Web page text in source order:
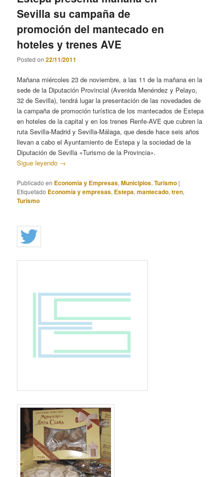
Sevilla su campaña de
promoción del mantecado en
hoteles y trenes AVE
Posted on22/11/2011
Mañana miércoles 23 de noviembre, a las 11 de la mañana en la
sede de la Diputación Provincial (Avenida Menéndez y Pelayo,
32 de Sevilla), tendrá lugar la presentación de las novedades de
la campaña de promoción turística de los mantecados de Estepa
en hoteles de la capital y en los trenes Renfe-AVE que cubren la
ruta Sevilla-Madrid y Sevilla-Málaga, que desde hace seis años
llevan a cabo el Ayuntamiento de Estepa y la sociedad de la
Diputación de Sevilla «Turismo de la Provincia».
Sigue leyendo →
Publicado en Economia y Empresas,Municipios,Turismo |
Etiquetado Economía y empresas, Estepa,mantecado,tren,
Turismo